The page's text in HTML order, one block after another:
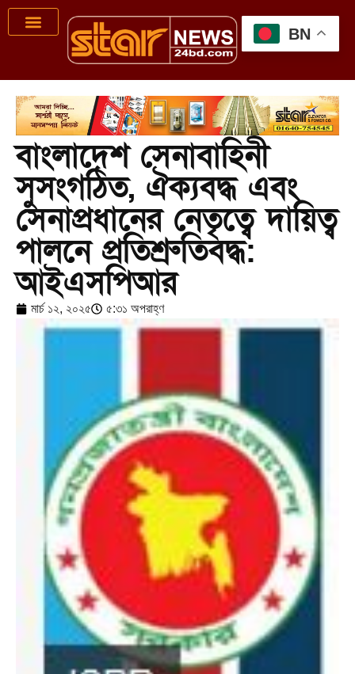
বাংলাদেশ সেনাবাহিনী
সুসংগঠিত, ঐক্যবদ্ধ এবং
সেনাপ্রধানের নেতৃত্বে দায়িত্ব
পালনে প্রতিশ্রুতিবদ্ধ:
আইএসপিআর
মার্চ ১২, ২০২৫ ৫:৩১ অপরাহ্ণ
BN